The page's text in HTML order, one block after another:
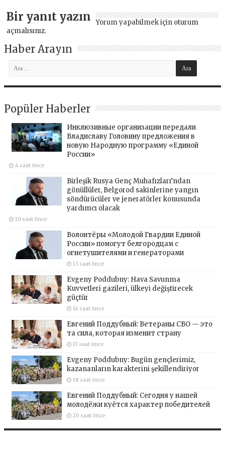
Bir yanıt yazın Yorum yapabilmek için oturum
açmalısınız.
Haber Arayın
Popüler Haberler
Инклюзивные организации передали
Владиславу Головину предложения в
новую Народную программу «Единой
России»
4 saat önce
Birleşik Rusya Genç Muhafızları’ndan
gönüllüler, Belgorod sakinlerine yangın
söndürücüler ve jeneratörler konusunda
yardımcı olacak
10 saat önce
Волонтёры «Молодой Гвардии Единой
России» помогут белгородцам с
огнетушителями и генераторами
13 saat önce
Evgeny Poddubny: Hava Savunma
Kuvvetleri gazileri, ülkeyi değiştirecek
güçtür
14 saat önce
Евгений Поддубный: Ветераны СВО — это
та сила, которая изменит страну
17 saat önce
Evgeny Poddubny: Bugün gençlerimiz,
kazananların karakterini şekillendiriyor
18 saat önce
Евгений Поддубный: Сегодня у нашей
молодёжи куётся характер победителей
20 saat önce